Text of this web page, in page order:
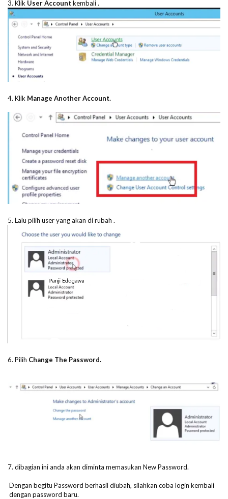
3. Klik User Account kembali .
4. Klik Manage Another Account.
5. Lalu pilih user yang akan di rubah .
6. Pilih Change The Password.
7. dibagian ini anda akan diminta memasukan New Password.
Dengan begitu Password berhasil diubah, silahkan coba login kembali
dengan password baru.